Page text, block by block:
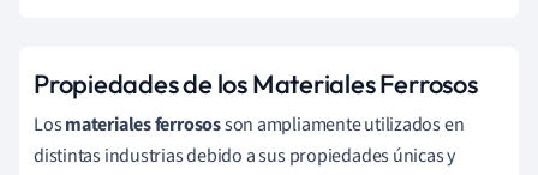
Propiedades de los Materiales Ferrosos
Losmateriales ferrososson ampliamente utilizados en
distintas industrias debido a sus propiedades únicas y